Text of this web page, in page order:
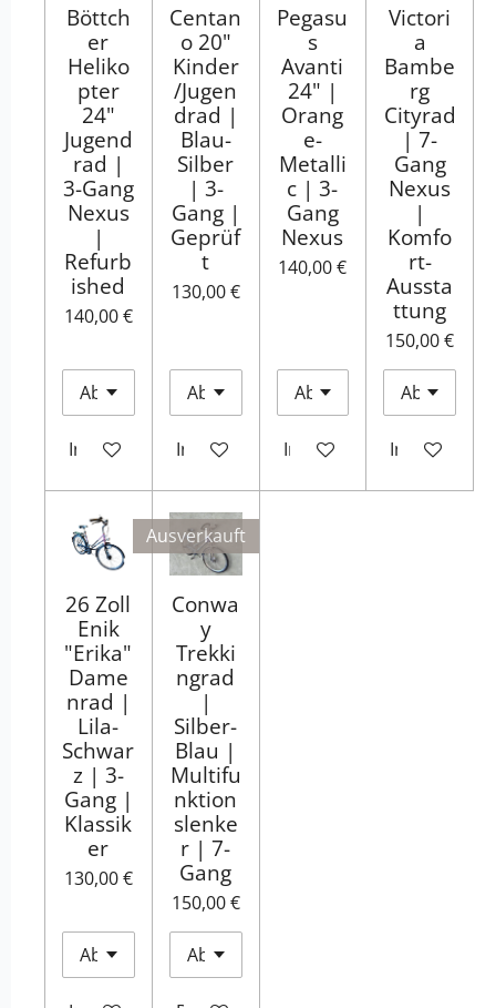
Böttch
er
Heliko
pter
24"
Jugend
rad |
3-Gang
Nexus
|
Refurb
ished
140,00 €
In den Warenkorb
Centan
o 20"
Kinder
/Jugen
drad |
Blau-
Silber
| 3-
Gang |
Geprüf
t
130,00 €
In den Warenkorb
Pegasu
s
Avanti
24" |
Orang
e-
Metalli
c | 3-
Gang
Nexus
140,00 €
In den Warenkorb
Victori
a
Bambe
rg
Cityrad
| 7-
Gang
Nexus
|
Komfo
rt-
Aussta
ttung
150,00 €
In den
26 Zoll
Enik
"Erika"
Dame
nrad |
Lila-
Schwar
z | 3-
Gang |
Klassik
er
130,00 €
Ausverkauft
Conwa
y
Trekki
ngrad
|
Silber-
Blau |
Multifu
nktion
slenke
r | 7-
Gang
150,00 €